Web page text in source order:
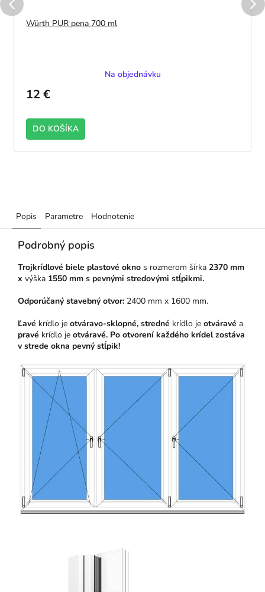
Würth PUR pena 700 ml
Na objednávku
12 €
DO KOŠÍKA
Popis Parametre Hodnotenie
Podrobný popis
Trojkrídlové biele plastové okno s rozmerom šírka 2370 mm
x výška 1550 mm s pevnými stredovými stĺpikmi.
Odporúčaný stavebný otvor: 2400 mm x 1600 mm.
Ľavé krídlo je otváravo-sklopné, stredné krídlo je otváravé a
pravé krídlo je otváravé. Po otvorení každého krídel zostáva
v strede okna pevný stĺpik!